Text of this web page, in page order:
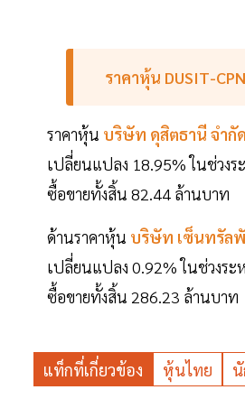
ราคาหุ้น DUSIT-CPN
ราคาหุ้น บริษัท ดุสิตธานี จำกั
เปลี่ยนแปลง 18.95% ในช่วง
ซื้อขายทั้งสิ้น 82.44 ล้านบาท
ด้านราคาหุ้น บริษัท เซ็นทรัล
เปลี่ยนแปลง 0.92% ในช่วงร
ซื้อขายทั้งสิ้น 286.23 ล้านบาท
แท็กที่เกี่ยวข้อง หุ้นไทย